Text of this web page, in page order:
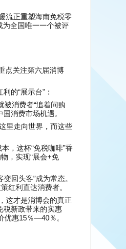
流正重塑海南免税零
为全国唯一一个被评
点关注第六届消博
利的“展示台” ：
被消费者“追着问购
消费市场机遇。
里走向世界，而这些
本，这杯“免税咖啡”香
，实现“展会+免
变回头客”成为常态。
红利直达消费者。
这才是消博会的真正
税新政带来的实惠
优惠15％—40％。